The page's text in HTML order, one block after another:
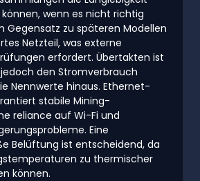
wenn es nicht richtig
Gegensatz zu späteren Modellen
Netzteil, was externe
erfordert. Übertakten ist
den Stromverbrauch
Nennwerte hinaus. Ethernet-
stabile Mining-
reliance auf Wi-Fi und
Eine
Belüftung ist entscheidend, da
zu thermischer
können.